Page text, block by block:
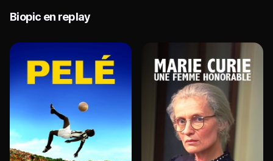
Biopic en replay